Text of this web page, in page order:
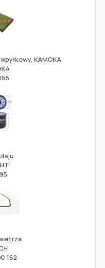
KAMOKA
162